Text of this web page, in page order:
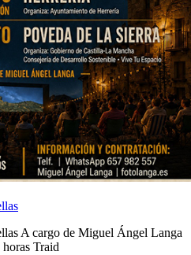
A cargo de Miguel Ángel Langa
Traid